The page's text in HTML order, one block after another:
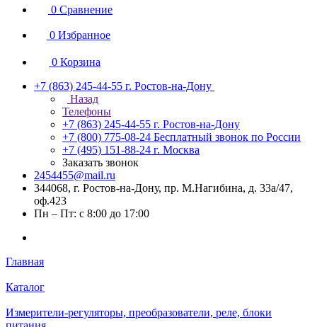
0 Сравнение
0 Избранное
0 Корзина
+7 (863) 245-44-55 г. Ростов-на-Дону
Назад
Телефоны
+7 (863) 245-44-55 г. Ростов-на-Дону
+7 (800) 775-08-24 Бесплатный звонок по России
+7 (495) 151-88-24 г. Москва
Заказать звонок
2454455@mail.ru
344068, г. Ростов-на-Дону, пр. М.Нагибина, д. 33а/47,
оф.423
Пн – Пт: с 8:00 до 17:00
Главная
Каталог
Измерители-регуляторы, преобразователи, реле, блоки